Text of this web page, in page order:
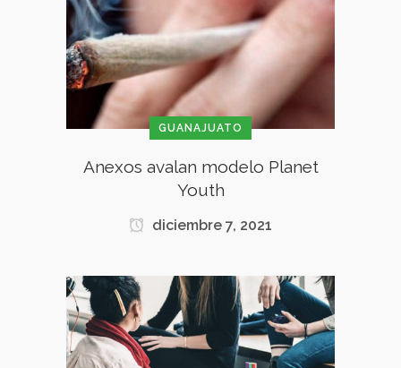
GUANAJUATO
Anexos avalan modelo Planet
Youth
diciembre 7, 2021